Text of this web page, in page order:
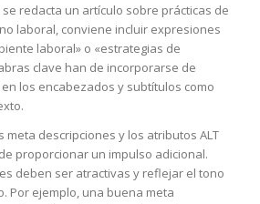
redacta un artículo sobre prácticas de
laboral, conviene incluir expresiones
laboral» o «estrategias de
clave han de incorporarse de
los encabezados y subtítulos como
meta descripciones y los atributos ALT
proporcionar un impulso adicional.
deben ser atractivas y reflejar el tono
Por ejemplo, una buena meta